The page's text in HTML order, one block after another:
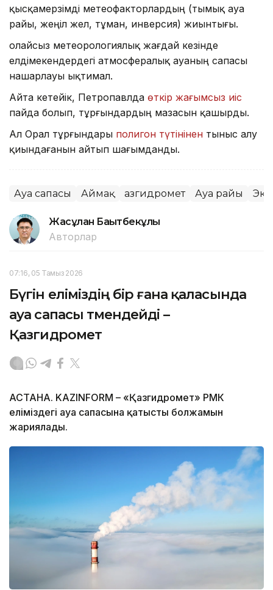
қысқамерзімді метеофакторлардың (тымық ауа
райы, жеңіл жел, тұман, инверсия) жиынтығы.
Қолайсыз метеорологиялық жағдай кезінде
елдімекендердегі атмосфералық ауаның сапасы
нашарлауы ықтимал.
Айта кетейік, Петропавлда өткір жағымсыз иіс
пайда болып, тұрғындардың мазасын қашырды.
Ал Орал тұрғындары полигон түтінінен тыныс алу
қиындағанын айтып шағымданды.
Ауа сапасы Аймақ Қазгидромет Ауа райы
Жасұлан Бақытбекұлы
Авторлар
07:16, 05 Тамыз 2026
Бүгін еліміздің бір ғана қаласында
ауа сапасы төмендейді –
Қазгидромет
АСТАНА. KAZINFORM – «Қазгидромет» РМК
еліміздегі ауа сапасына қатысты болжамын
жариялады.